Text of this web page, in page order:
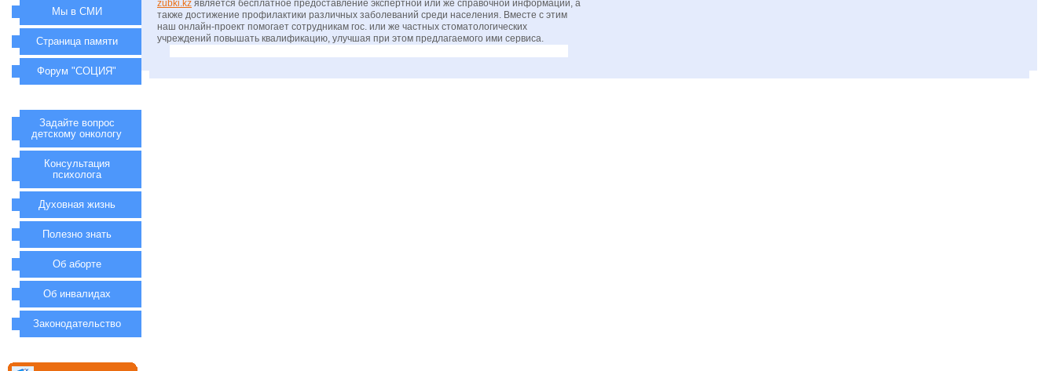
zubki.kz является бесплатное предоставление экспертной или же справочной информации, а
также достижение профилактики различных заболеваний среди населения. Вместе с этим
наш онлайн-проект помогает сотрудникам гос. или же частных стоматологических
учреждений повышать квалификацию, улучшая при этом предлагаемого ими сервиса.
Мы в СМИ
Страница памяти
Форум "СОЦИЯ"
Задайте вопрос
детскому онкологу
Консультация
психолога
Духовная жизнь
Полезно знать
Об аборте
Об инвалидах
Законодательство